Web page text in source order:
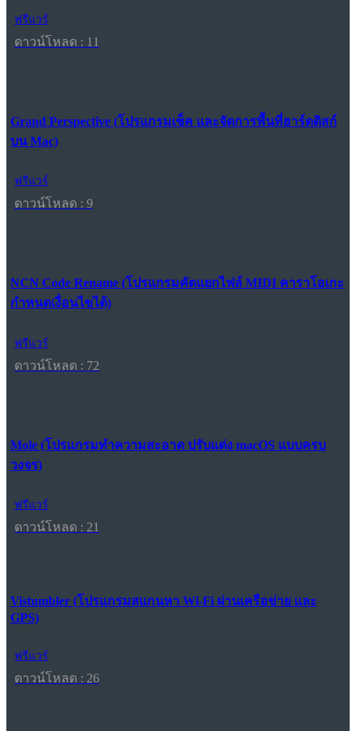
ฟรีแวร์
ดาวน์โหลด : 11
Grand Perspective (โปรแกรมเช็ค และจัดการพื้นที่ฮาร์ดดิสก์
บน Mac)
ฟรีแวร์
ดาวน์โหลด : 9
NCN Code Rename (โปรแกรมคัดแยกไฟล์ MIDI คาราโอเกะ
กำหนดเงื่อนไขได้)
ฟรีแวร์
ดาวน์โหลด : 72
Mole (โปรแกรมทำความสะอาด ปรับแต่ง macOS แบบครบ
วงจร)
ฟรีแวร์
ดาวน์โหลด : 21
Vistumbler (โปรแกรมสแกนหา Wi-Fi ผ่านเครือข่าย และ
GPS)
ฟรีแวร์
ดาวน์โหลด : 26